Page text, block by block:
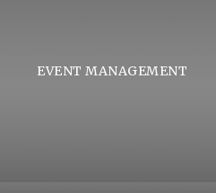
EVENT MANAGEMENT